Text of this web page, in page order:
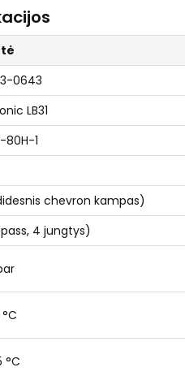
0643
LB31
80H-1
chevron kampas)
pass, 4 jungtys)
°C